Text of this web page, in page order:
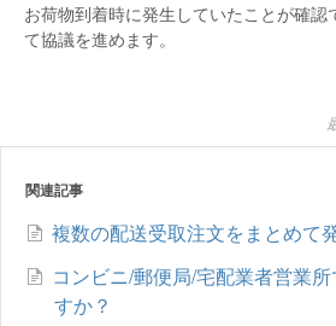
お荷物到着時に発生していたことが確認
て協議を進めます。
関連記事
複数の配送受取注文をまとめて
コンビニ/郵便局/宅配業者営業
すか？